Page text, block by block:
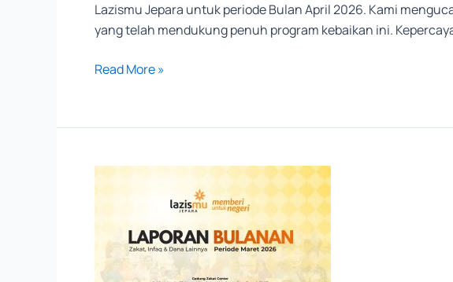
Lazismu Jepara untuk periode Bulan April 2026. Kami
yang telah mendukung penuh program kebaikan ini.
Read More »
LAPORAN
LAZISMU